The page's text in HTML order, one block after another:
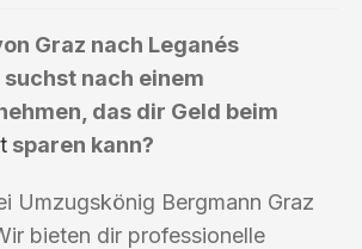
Graz nach Leganés
nach einem
das dir Geld beim
sparen kann?
Umzugskönig Bergmann Graz
bieten dir professionelle